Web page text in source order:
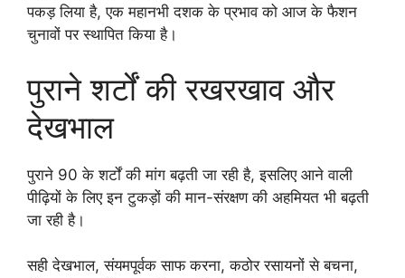
पकड़ लिया है, एक महानभी दशक के प्रभाव को आज के फैशन
चुनावों पर स्थापित किया है।
पुराने शर्टों की रखरखाव और
देखभाल
पुराने 90 के शर्टों की मांग बढ़ती जा रही है, इसलिए आने वाली
पीढ़ियों के लिए इन टुकड़ों की मान-संरक्षण की अहमियत भी बढ़ती
जा रही है।
सही देखभाल, संयमपूर्वक साफ करना, कठोर रसायनों से बचना,